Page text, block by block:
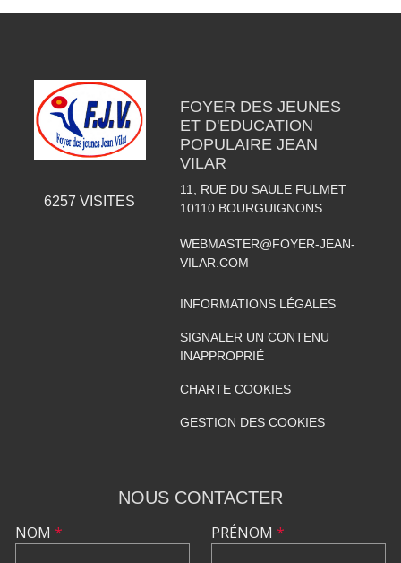
6257 VISITES
FOYER DES JEUNES
ET D'EDUCATION
POPULAIRE JEAN
VILAR
11, RUE DU SAULE FULMET
10110 BOURGUIGNONS
WEBMASTER@FOYER-JEAN-
VILAR.COM
INFORMATIONS LÉGALES
SIGNALER UN CONTENU
INAPPROPRIÉ
CHARTE COOKIES
GESTION DES COOKIES
NOUS CONTACTER
NOM * PRÉNOM *